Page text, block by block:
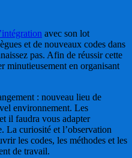
avec son lot
et de nouveaux codes dans
pas. Afin de réussir cette
minutieusement en organisant
: nouveau lieu de
environnement. Les
il faudra vous adapter
La curiosité et l’observation
les codes, les méthodes et les
de travail.